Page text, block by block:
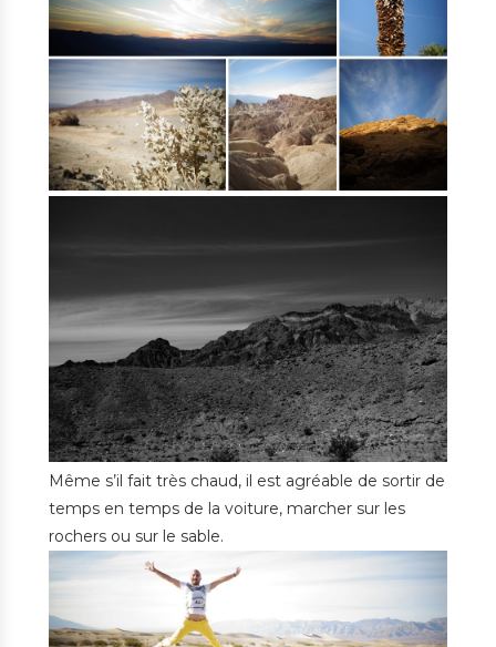
Même s’il fait très chaud, il est agréable de sortir de
temps en temps de la voiture, marcher sur les
rochers ou sur le sable.